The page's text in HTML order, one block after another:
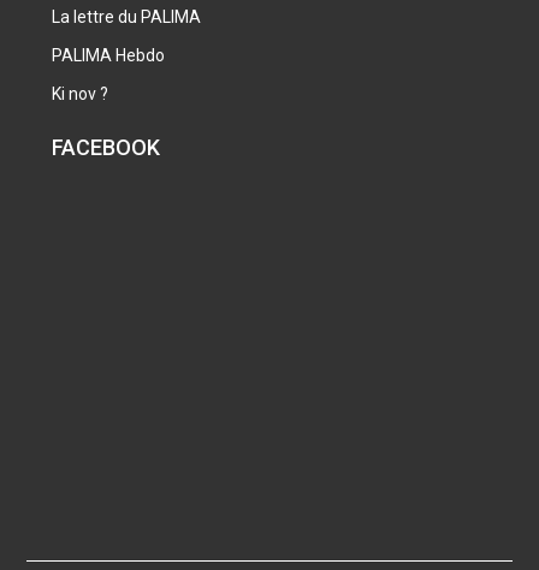
La lettre du PALIMA
PALIMA Hebdo
Ki nov ?
FACEBOOK